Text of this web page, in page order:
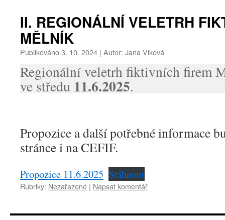
II. REGIONÁLNÍ VELETRH
MĚLNÍK
Publikováno3. 10. 2024 | Autor: Jana Vlková
Regionální veletrh fiktivních firem
ve středu 11.6.2025.
Propozice a další potřebné informace
stránce i na CEFIF.
Propozice 11.6.2025 Stáhnout
Rubriky: Nezařazené | Napsat komentář